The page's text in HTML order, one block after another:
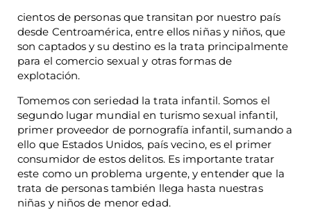
cientos de personas que transitan por nuestro país
desde Centroamérica, entre ellos niñas y niños, que
son captados y su destino es la trata principalmente
para el comercio sexual y otras formas de
explotación.
Tomemos con seriedad la trata infantil. Somos el
segundo lugar mundial en turismo sexual infantil,
primer proveedor de pornografía infantil, sumando a
ello que Estados Unidos, país vecino, es el primer
consumidor de estos delitos. Es importante tratar
este como un problema urgente, y entender que la
trata de personas también llega hasta nuestras
niñas y niños de menor edad.